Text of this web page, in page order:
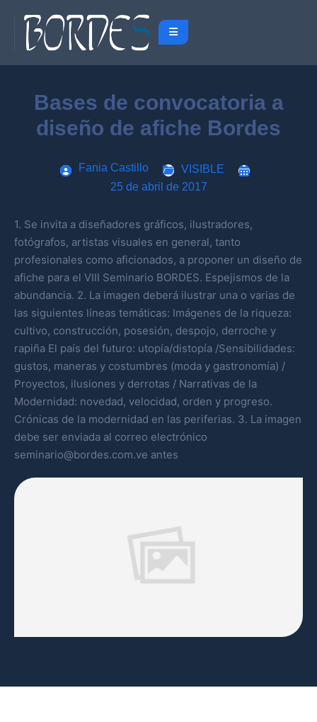
Bases de convocatoria a
diseño de afiche Bordes
Fania Castillo
VISIBLE
25 de abril de 2017
1. Se invita a diseñadores gráficos, ilustradores,
fotógrafos, artistas visuales en general, tanto
profesionales como aficionados, a proponer un diseño de
afiche para el VIII Seminario BORDES. Espejismos de la
abundancia. 2. La imagen deberá ilustrar una o varias de
las siguientes líneas temáticas: Imágenes de la riqueza:
cultivo, construcción, posesión, despojo, derroche y
rapiña El país del futuro: utopía/distopía /Sensibilidades:
gustos, maneras y costumbres (moda y gastronomía) /
Proyectos, ilusiones y derrotas / Narrativas de la
Modernidad: novedad, velocidad, orden y progreso.
Crónicas de la modernidad en las periferias. 3. La imagen
debe ser enviada al correo electrónico
seminario@bordes.com.ve antes